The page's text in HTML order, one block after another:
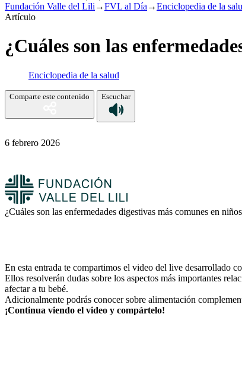
Fundación Valle del Lili →FVL al Día →Enciclopedia de la
Artículo
¿Cuáles son las
Enciclopedia de la salud
Comparte este contenido Escuchar
6 febrero 2026
¿Cuáles son las enfermedades digestivas más comunes en
En esta entrada te compartimos el video del live desarrollado
Ellos resolverán dudas sobre los aspectos más importantes
afectar a tu bebé.
Adicionalmente podrás conocer sobre alimentación
¡Continua viendo el video y compártelo!